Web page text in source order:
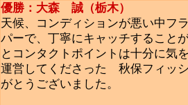
優勝：大森 誠（栃木）
天候、コンディションが悪い中フ
パーで、丁寧にキャッチすること
とコンタクトポイントは十分に気
運営してくださった 秋保フィッ
がとうございました。